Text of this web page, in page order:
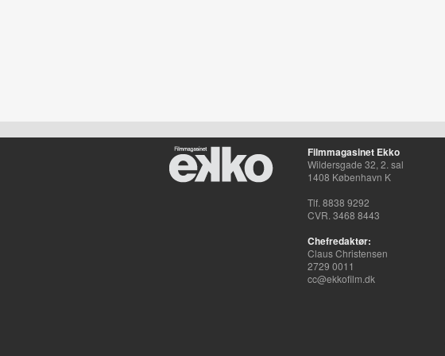
Filmmagasinet Ekko
Wildersgade 32, 2. sal
1408 København K
Tlf. 8838 9292
CVR. 3468 8443
Chefredaktør:
Claus Christensen
2729 0011
cc@ekkofilm.dk